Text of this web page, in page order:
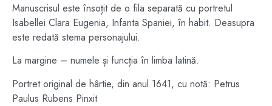
Manuscrisul este însoțit de o fila separată cu portretul
Isabellei Clara Eugenia, Infanta Spaniei, în habit. Deasupra
este redată stema personajului.
La margine – numele și funcția în limba latină.
Portret original de hârtie, din anul 1641, cu notă: Petrus
Paulus Rubens Pinxit